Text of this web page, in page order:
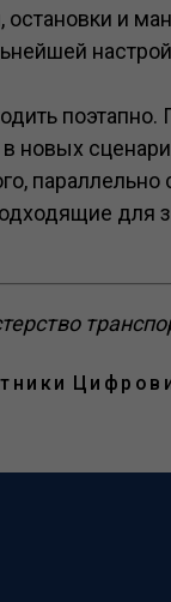
остановки и
новых
для